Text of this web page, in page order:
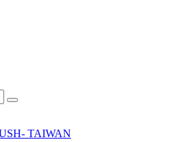
TAIWAN